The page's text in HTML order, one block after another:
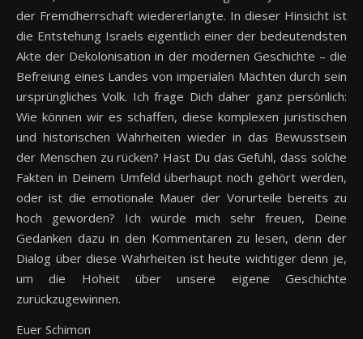
der Fremdherrschaft wiedererlangte. In dieser Hinsicht ist
die Entstehung Israels eigentlich einer der bedeutendsten
Akte der Dekolonisation in der modernen Geschichte – die
Befreiung eines Landes von imperialen Mächten durch sein
ursprüngliches Volk. Ich frage Dich daher ganz persönlich:
Wie können wir es schaffen, diese komplexen juristischen
und historischen Wahrheiten wieder in das Bewusstsein
der Menschen zu rücken? Hast Du das Gefühl, dass solche
Fakten in Deinem Umfeld überhaupt noch gehört werden,
oder ist die emotionale Mauer der Vorurteile bereits zu
hoch geworden? Ich würde mich sehr freuen, Deine
Gedanken dazu in den Kommentaren zu lesen, denn der
Dialog über diese Wahrheiten ist heute wichtiger denn je,
um die Hoheit über unsere eigene Geschichte
zurückzugewinnen.
Euer Schimon